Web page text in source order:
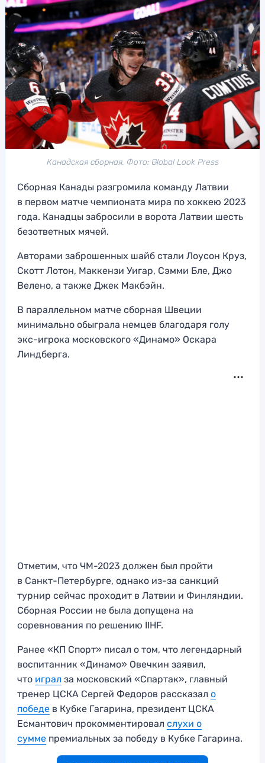
Канадская сборная. Фото: Global Look Press
Сборная Канады разгромила команду Латвии
в первом матче чемпионата мира по хоккею 2023
года. Канадцы забросили в ворота Латвии шесть
безответных мячей.
Авторами заброшенных шайб стали Лоусон Круз,
Скотт Лотон, Маккензи Уигар, Сэмми Бле, Джо
Велено, а также Джек Макбэйн.
В параллельном матче сборная Швеции
минимально обыграла немцев благодаря голу
экс-игрока московского «Динамо» Оскара
Линдберга.
Отметим, что ЧМ-2023 должен был пройти
в Санкт-Петербурге, однако из-за санкций
турнир сейчас проходит в Латвии и Финляндии.
Сборная России не была допущена на
соревнования по решению IIHF.
Ранее «КП Спорт» писал о том, что легендарный
воспитанник «Динамо» Овечкин заявил,
что играл за московский «Спартак», главный
тренер ЦСКА Сергей Федоров рассказал о
победе в Кубке Гагарина, президент ЦСКА
Есмантович прокомментировал слухи о
сумме премиальных за победу в Кубке Гагарина.